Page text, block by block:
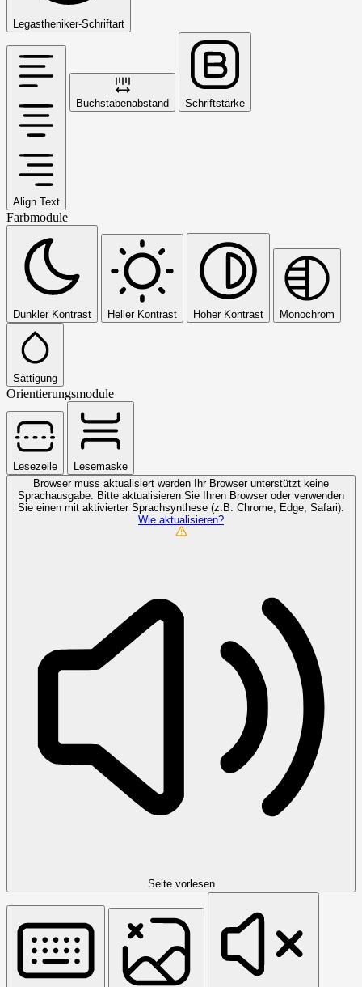
Legastheniker-Schriftart
Align Text
Buchstabenabstand Schriftstärke
Farbmodule
Dunkler Kontrast Heller Kontrast Hoher Kontrast Monochrom
Sättigung
Orientierungsmodule
Lesezeile
Lesemaske
Browser muss aktualisiert werden
Ihr Browser unterstützt keine
Sprachausgabe. Bitte aktualisieren Sie Ihren Browser oder verwenden
Sie einen mit aktivierter Sprachsynthese (z.B. Chrome, Edge, Safari).
Wie aktualisieren?
Seite vorlesen